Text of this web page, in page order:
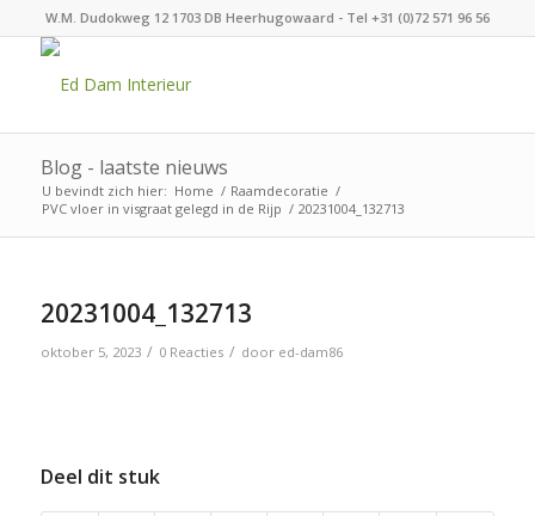
W.M. Dudokweg 12 1703 DB Heerhugowaard - Tel +31 (0)72 571 96 56
Blog - laatste nieuws
U bevindt zich hier: Home / Raamdecoratie /
PVC vloer in visgraat gelegd in de Rijp / 20231004_132713
20231004_132713
oktober 5, 2023 / 0 Reacties / door ed-dam86
Deel dit stuk